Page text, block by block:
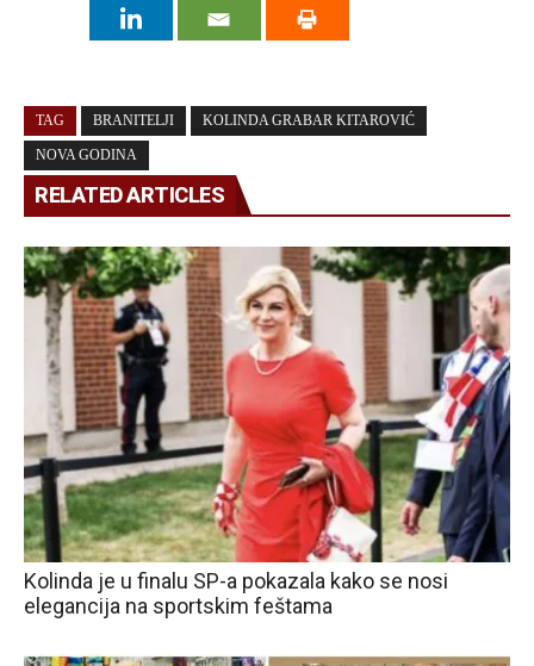
TAG BRANITELJI KOLINDA GRABAR KITAROVIĆ
NOVA GODINA
RELATED ARTICLES
Kolinda je u finalu SP-a pokazala kako se nosi
elegancija na sportskim feštama